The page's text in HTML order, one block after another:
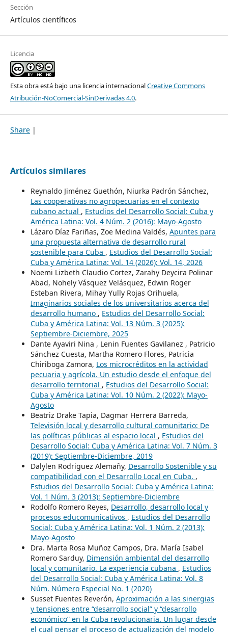
Sección
Artículos científicos
Licencia
Esta obra está bajo una licencia internacionalCreative Commons
Atribución-NoComercial-SinDerivadas 4.0.
Share |
Artículos similares
Reynaldo Jiménez Guethón, Niurka Padrón Sánchez,
Las cooperativas no agropecuarias en el contexto
cubano actual , Estudios del Desarrollo Social: Cuba y
América Latina: Vol. 4 Núm. 2 (2016): Mayo-Agosto
Lázaro Díaz Fariñas, Zoe Medina Valdés, Apuntes para
una propuesta alternativa de desarrollo rural
sostenible para Cuba , Estudios del Desarrollo Social:
Cuba y América Latina: Vol. 14 (2026): Vol. 14, 2026
Noemi Lizbeth Claudio Cortez, Zarahy Deycira Polinar
Abad, Nohely Vásquez Velásquez, Edwin Roger
Esteban Rivera, Mihay Yully Rojas Orihuela,
Imaginarios sociales de los universitarios acerca del
desarrollo humano , Estudios del Desarrollo Social:
Cuba y América Latina: Vol. 13 Núm. 3 (2025):
Septiembre-Diciembre, 2025
Dante Ayaviri Nina , Lenin Fuentes Gavilanez , Patricio
Sánchez Cuesta, Martha Romero Flores, Patricia
Chiriboga Zamora, Los microcréditos en la actividad
pecuaria y agrícola. Un estudio desde el enfoque del
desarrollo territorial , Estudios del Desarrollo Social:
Cuba y América Latina: Vol. 10 Núm. 2 (2022): Mayo-
Agosto
Beatriz Drake Tapia, Dagmar Herrera Barreda,
Televisión local y desarrollo cultural comunitario: De
las políticas públicas al espacio local , Estudios del
Desarrollo Social: Cuba y América Latina: Vol. 7 Núm. 3
(2019): Septiembre-Diciembre, 2019
Dalylen Rodriguez Alemañy, Desarrollo Sostenible y su
compatibilidad con el Desarrollo Local en Cuba. ,
Estudios del Desarrollo Social: Cuba y América Latina:
Vol. 1 Núm. 3 (2013): Septiembre-Diciembre
Rodolfo Romero Reyes, Desarrollo, desarrollo local y
procesos educomunicativos , Estudios del Desarrollo
Social: Cuba y América Latina: Vol. 1 Núm. 2 (2013):
Mayo-Agosto
Dra. Marta Rosa Muñoz Campos, Dra. María Isabel
Romero Sarduy, Dimensión ambiental del desarrollo
local y comunitario. La experiencia cubana , Estudios
del Desarrollo Social: Cuba y América Latina: Vol. 8
Núm. Número Especial No. 1 (2020)
Susset Fuentes Reverón, Aproximación a las sinergias
y tensiones entre “desarrollo social” y “desarrollo
económico” en la Cuba revolucionaria. Un lugar desde
el cual pensar el proceso de actualización del modelo